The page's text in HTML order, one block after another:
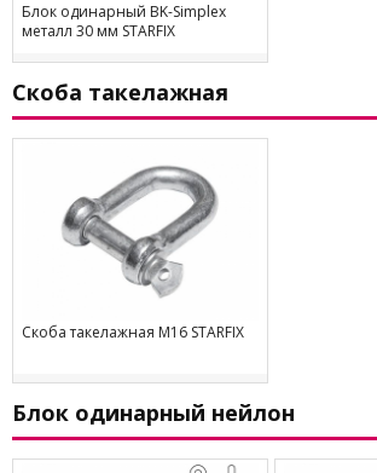
Блок одинарный BK-Simplex
металл 30 мм STARFIX
Скоба такелажная
Скоба такелажная М16 STARFIX
Блок одинарный нейлон